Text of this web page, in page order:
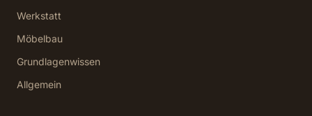
Werkstatt
Möbelbau
Grundlagenwissen
Allgemein